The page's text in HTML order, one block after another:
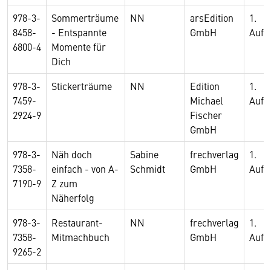
978-3-
8458-
6800-4
Sommerträume
- Entspannte
Momente für
Dich
NN
arsEdition
GmbH
1.
978-3-
7459-
2924-9
Stickerträume NN
Edition
Michael
Fischer
GmbH
1.
978-3-
7358-
7190-9
Näh doch
einfach - von A-
Z zum
Näherfolg
Sabine
Schmidt
frechverlag
GmbH
1.
978-3-
7358-
9265-2
Restaurant-
Mitmachbuch
NN
frechverlag
GmbH
1.